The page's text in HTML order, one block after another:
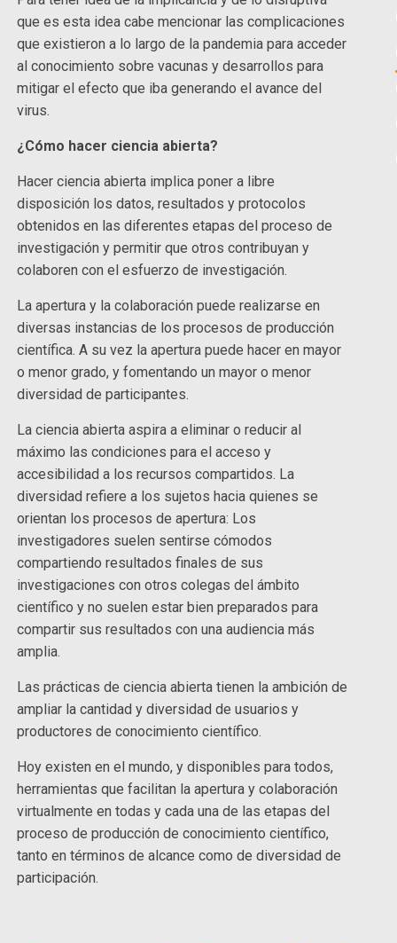
que es esta idea cabe mencionar las complicaciones
que existieron a lo largo de la pandemia para acceder
al conocimiento sobre vacunas y desarrollos para
mitigar el efecto que iba generando el avance del
virus.
¿Cómo hacer ciencia abierta?
Hacer ciencia abierta implica poner a libre
disposición los datos, resultados y protocolos
obtenidos en las diferentes etapas del proceso de
investigación y permitir que otros contribuyan y
colaboren con el esfuerzo de investigación.
La apertura y la colaboración puede realizarse en
diversas instancias de los procesos de producción
científica. A su vez la apertura puede hacer en mayor
o menor grado, y fomentando un mayor o menor
diversidad de participantes.
La ciencia abierta aspira a eliminar o reducir al
máximo las condiciones para el acceso y
accesibilidad a los recursos compartidos. La
diversidad refiere a los sujetos hacia quienes se
orientan los procesos de apertura: Los
investigadores suelen sentirse cómodos
compartiendo resultados finales de sus
investigaciones con otros colegas del ámbito
científico y no suelen estar bien preparados para
compartir sus resultados con una audiencia más
amplia.
Las prácticas de ciencia abierta tienen la ambición de
ampliar la cantidad y diversidad de usuarios y
productores de conocimiento científico.
Hoy existen en el mundo, y disponibles para todos,
herramientas que facilitan la apertura y colaboración
virtualmente en todas y cada una de las etapas del
proceso de producción de conocimiento científico,
tanto en términos de alcance como de diversidad de
participación.